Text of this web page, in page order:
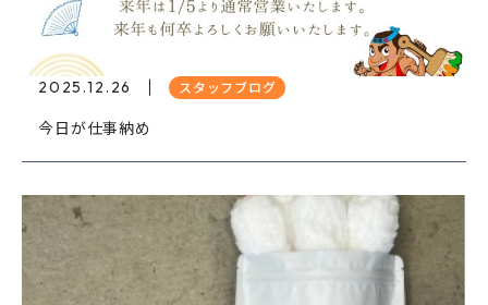
2025.12.26 スタッフブログ
今日が仕事納め